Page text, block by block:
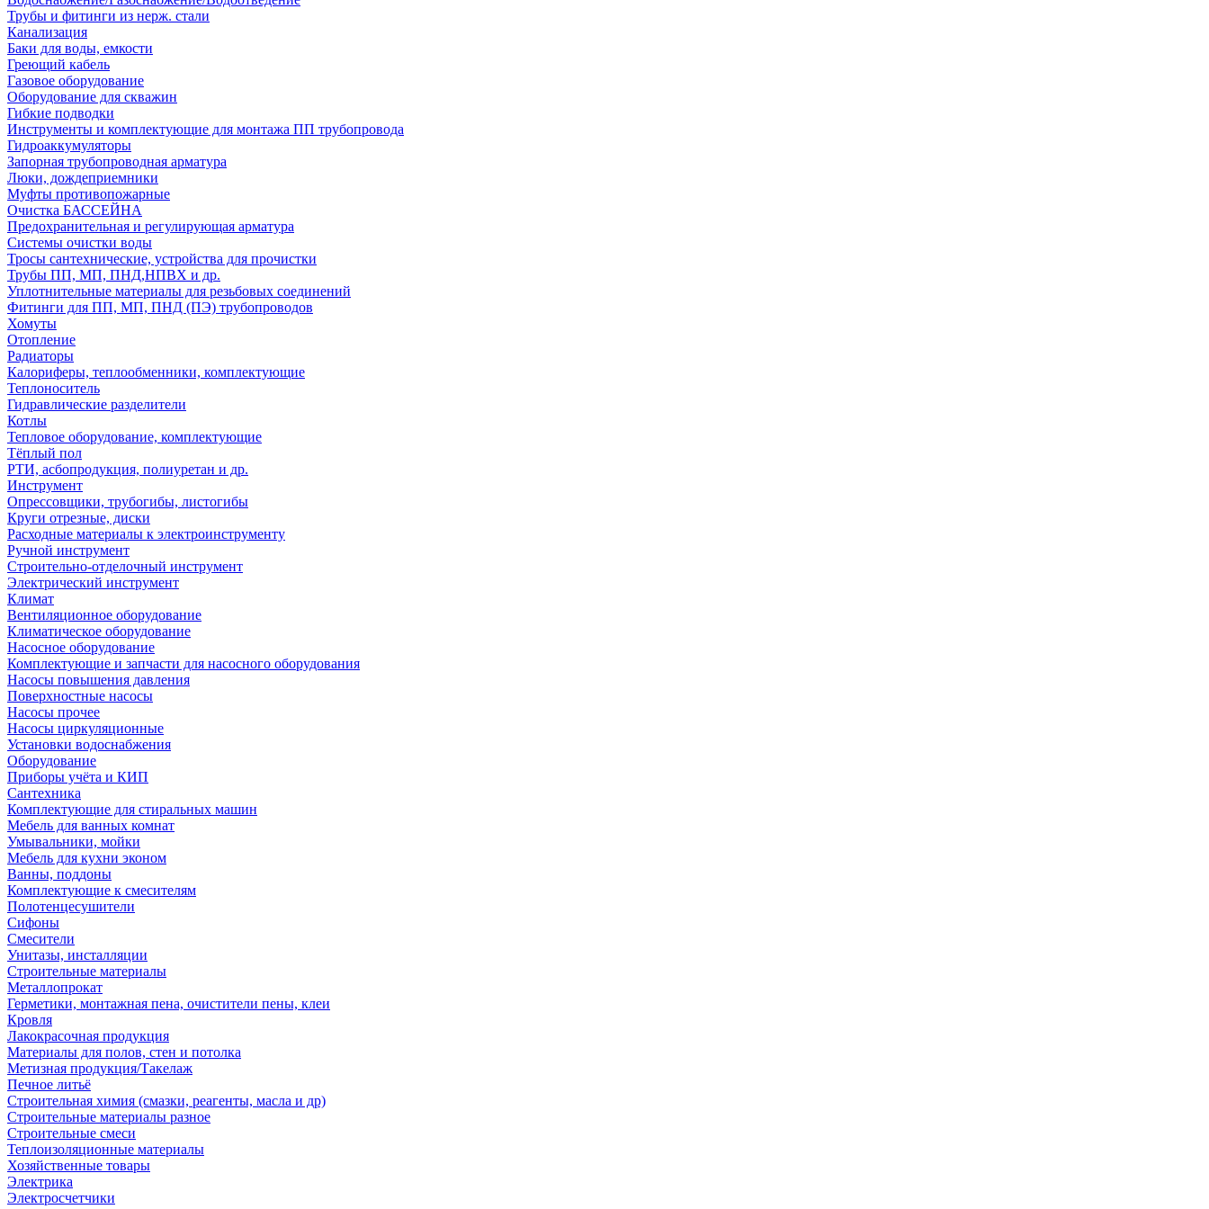
Трубы и фитинги из нерж. стали
Канализация
Баки для воды, емкости
Греющий кабель
Газовое оборудование
Оборудование для скважин
Гибкие подводки
Инструменты и комплектующие для монтажа ПП трубопровода
Гидроаккумуляторы
Запорная трубопроводная арматура
Люки, дождеприемники
Муфты противопожарные
Очистка БАССЕЙНА
Предохранительная и регулирующая арматура
Системы очистки воды
Тросы сантехнические, устройства для прочистки
Трубы ПП, МП, ПНД,НПВХ и др.
Уплотнительные материалы для резьбовых соединений
Фитинги для ПП, МП, ПНД (ПЭ) трубопроводов
Хомуты
Отопление
Радиаторы
Калориферы, теплообменники, комплектующие
Теплоноситель
Гидравлические разделители
Котлы
Тепловое оборудование, комплектующие
Тёплый пол
РТИ, асбопродукция, полиуретан и др.
Инструмент
Опрессовщики, трубогибы, листогибы
Круги отрезные, диски
Расходные материалы к электроинструменту
Ручной инструмент
Строительно-отделочный инструмент
Электрический инструмент
Климат
Вентиляционное оборудование
Климатическое оборудование
Насосное оборудование
Комплектующие и запчасти для насосного оборудования
Насосы повышения давления
Поверхностные насосы
Насосы прочее
Насосы циркуляционные
Установки водоснабжения
Оборудование
Приборы учёта и КИП
Сантехника
Комплектующие для стиральных машин
Мебель для ванных комнат
Умывальники, мойки
Мебель для кухни эконом
Ванны, поддоны
Комплектующие к смесителям
Полотенцесушители
Сифоны
Смесители
Унитазы, инсталляции
Строительные материалы
Металлопрокат
Герметики, монтажная пена, очистители пены, клеи
Кровля
Лакокрасочная продукция
Материалы для полов, стен и потолка
Метизная продукция/Такелаж
Печное литьё
Строительная химия (смазки, реагенты, масла и др)
Строительные материалы разное
Строительные смеси
Теплоизоляционные материалы
Хозяйственные товары
Электрика
Электросчетчики